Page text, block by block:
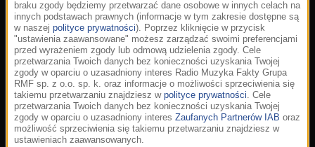
braku zgody będziemy przetwarzać dane osobowe w innych celach na
innych podstawach prawnych (informacje w tym zakresie dostępne są
w naszej polityce prywatności). Poprzez kliknięcie w przycisk
"ustawienia zaawansowane" możesz zarządzać swoimi preferencjami
przed wyrażeniem zgody lub odmową udzielenia zgody. Cele
przetwarzania Twoich danych bez konieczności uzyskania Twojej
zgody w oparciu o uzasadniony interes Radio Muzyka Fakty Grupa
RMF sp. z o.o. sp. k. oraz informacje o możliwości sprzeciwienia się
takiemu przetwarzaniu znajdziesz w polityce prywatności. Cele
przetwarzania Twoich danych bez konieczności uzyskania Twojej
zgody w oparciu o uzasadniony interes Zaufanych Partnerów IAB oraz
możliwość sprzeciwienia się takiemu przetwarzaniu znajdziesz w
ustawieniach zaawansowanych.